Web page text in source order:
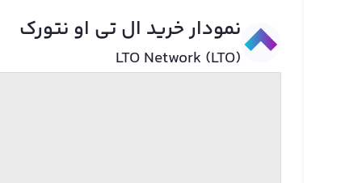
نمودار خرید ال تی او نتورک
LTO Network (LTO)